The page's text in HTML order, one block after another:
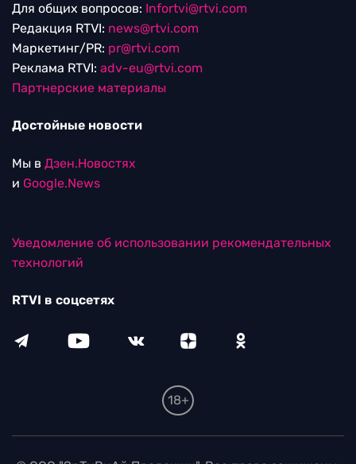
Для общих вопросов: Infortvi@rtvi.com
Редакция RTVI: news@rtvi.com
Маркетинг/PR: pr@rtvi.com
Реклама RTVI: adv-eu@rtvi.com
Партнерские материалы
Достойные новости
Мы в Дзен.Новостях
и Google.News
Уведомление об использовании рекомендательных
технологий
RTVI в соцсетях
18+